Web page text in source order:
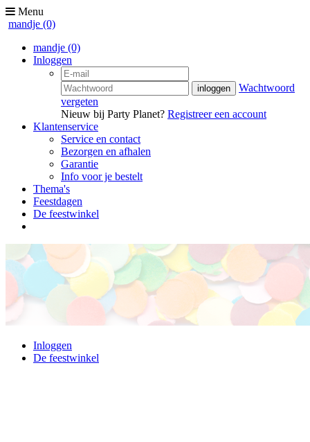
Menu
mandje (0)
mandje (0)
Inloggen
Wachtwoord
vergeten
Nieuw bij Party Planet? Registreer een account
Klantenservice
Service en contact
Bezorgen en afhalen
Garantie
Info voor je bestelt
Thema's
Feestdagen
De feestwinkel
Inloggen
De feestwinkel